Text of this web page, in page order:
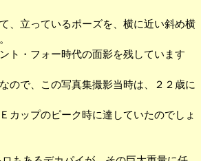
、立っているポーズを、横に近い斜め横
ト・フォー時代の面影を残しています
ので、この写真集撮影当時は、２２歳に
カップのピーク時に達していたのでしょ